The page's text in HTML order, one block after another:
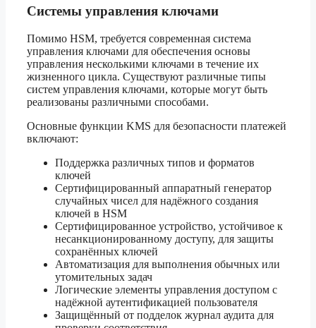
Системы управления ключами
Помимо HSM, требуется современная система
управления ключами для обеспечения основы
управления несколькими ключами в течение их
жизненного цикла. Существуют различные типы
систем управления ключами, которые могут быть
реализованы различными способами.
Основные функции KMS для безопасности платежей
включают:
Поддержка различных типов и форматов
ключей
Сертифицированный аппаратный генератор
случайных чисел для надёжного создания
ключей в HSM
Сертифицированное устройство, устойчивое к
несанкционированному доступу, для защиты
сохранённых ключей
Автоматизация для выполнения обычных или
утомительных задач
Логические элементы управления доступом с
надёжной аутентификацией пользователя
Защищённый от подделок журнал аудита для